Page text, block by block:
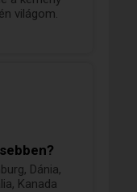
világom.
Dánia,
Kanada